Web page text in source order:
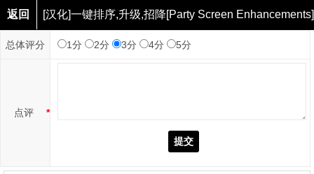
返回 [汉化]一键排序,升级,招降[Party Screen
点评
总体评分 1分 2分 3分 4分 5分
*
点评
提交